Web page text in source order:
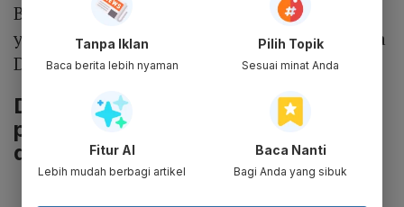
Berikut daftar caleg DPR dari wilayah Banten
yang memiliki peluang lolos menjadi anggota
DPR di Senayan
Daftar caleg dari dapil Banten I
peraih suara terbanyak menurut
data terbaru
Tanpa Iklan
Baca berita lebih nyaman
Pilih Topik
Sesuai minat Anda
Fitur AI
Lebih mudah berbagi artikel
Baca Nanti
Bagi Anda yang sibuk